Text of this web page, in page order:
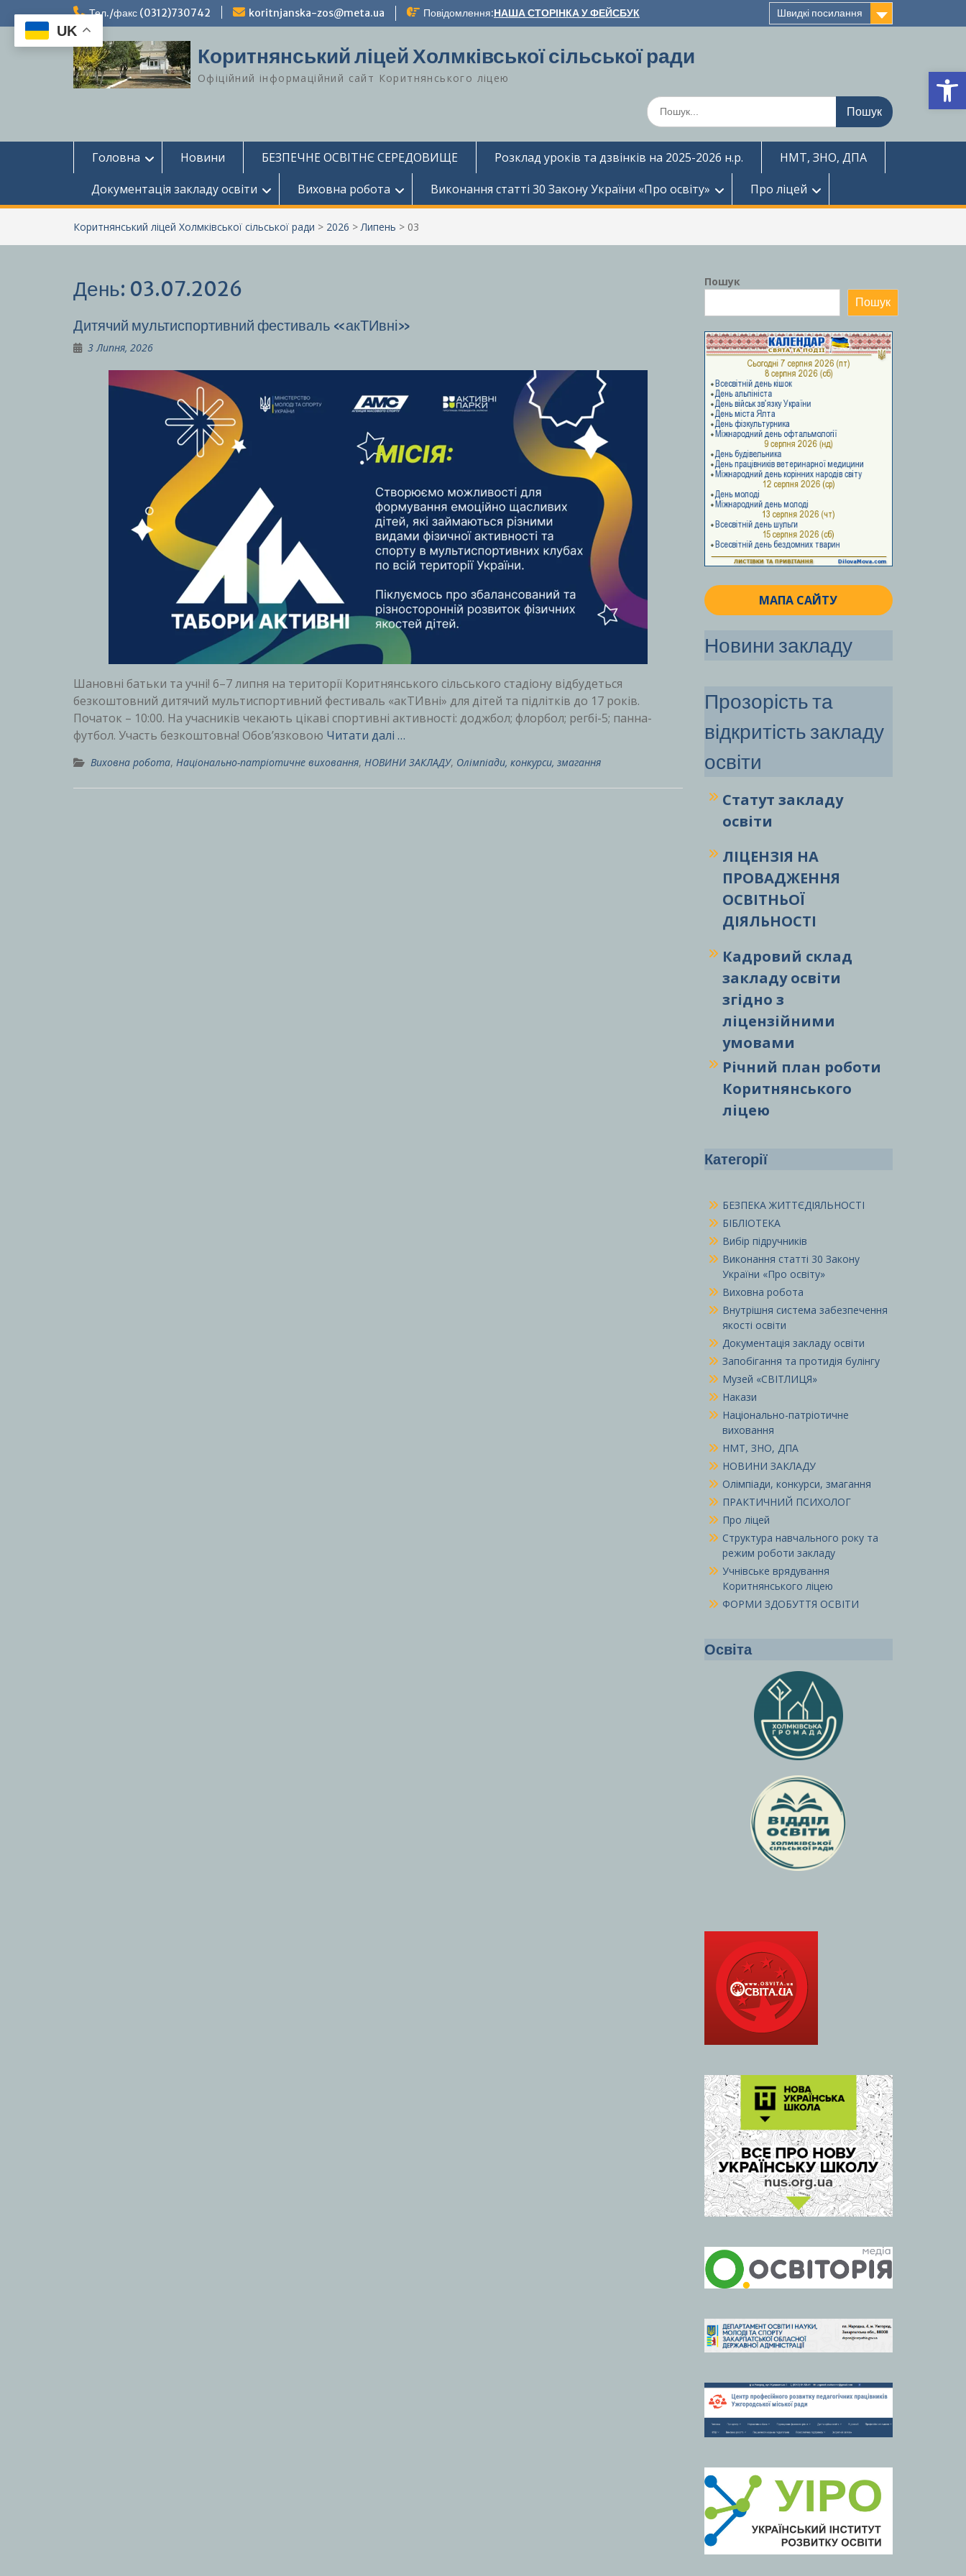
вмісту
Тел./факс (0312)730742 koritnjanska-zos@meta.ua Повідомлення:НАША СТОРІНКА У ФЕЙСБУК Швидкі посилання
Коритнянський ліцей Холмківської сільської ради
Офіційний інформаційний сайт Коритнянського ліцею
Шукати:
Головна Новини БЕЗПЕЧНЕ ОСВІТНЄ СЕРЕДОВИЩЕ Розклад уроків та дзвінків на 2025-2026 н.р.
НМТ, ЗНО, ДПА
Документація закладу освіти
Виховна робота Виконання статті 30 Закону України «Про освіту» Про ліцей
Коритнянський ліцей Холмківської сільської ради > 2026 >Липень > 03
День: 03.07.2026
Дитячий мультиспортивний фестиваль «акТИвні»
3 Липня, 2026
Шановні батьки та учні! 6–7 липня на території Коритнянського сільського стадіону відбудеться
безкоштовний дитячий мультиспортивний фестиваль «акТИвні» для дітей та підлітків до 17 років.
Початок – 10:00. На учасників чекають цікаві спортивні активності: доджбол; флорбол; регбі-5; панна-
футбол. Участь безкоштовна! Обов’язковою Читати далі …
Виховна робота, Національно-патріотичне виховання, НОВИНИ ЗАКЛАДУ, Олімпіади, конкурси, змагання
Пошук
Пошук
МАПА САЙТУ
Новини закладу
Прозорість та
відкритість закладу
освіти
Статут закладу
освіти
ЛІЦЕНЗІЯ НА
ПРОВАДЖЕННЯ
ОСВІТНЬОЇ
ДІЯЛЬНОСТІ
Кадровий склад
закладу освіти
згідно з
ліцензійними
умовами
Річний план роботи
Коритнянського
ліцею
Категорії
БЕЗПЕКА ЖИТТЄДІЯЛЬНОСТІ
БІБЛІОТЕКА
Вибір підручників
Виконання статті 30 Закону
України «Про освіту»
Виховна робота
Внутрішня система забезпечення
якості освіти
Документація закладу освіти
Запобігання та протидія булінгу
Музей «СВІТЛИЦЯ»
Накази
Національно-патріотичне
виховання
НМТ, ЗНО, ДПА
НОВИНИ ЗАКЛАДУ
Олімпіади, конкурси, змагання
ПРАКТИЧНИЙ ПСИХОЛОГ
Про ліцей
Структура навчального року та
режим роботи закладу
Учнівське врядування
Коритнянського ліцею
ФОРМИ ЗДОБУТТЯ ОСВІТИ
Освіта
UK